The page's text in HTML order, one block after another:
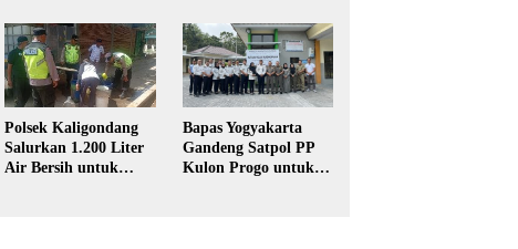
Hukum di Sekolah
Magang Taruna
Polsek Kaligondang
Salurkan 1.200 Liter
Air Bersih untuk
Bapas Yogyakarta
Gandeng Satpol PP
Kulon Progo untuk